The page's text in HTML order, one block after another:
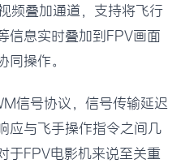
频叠加通道，支持将飞行
信息实时叠加到FPV画面
操作。
信号协议，信号传输延迟
应与飞手操作指令之间几
于FPV电影机来说至关重